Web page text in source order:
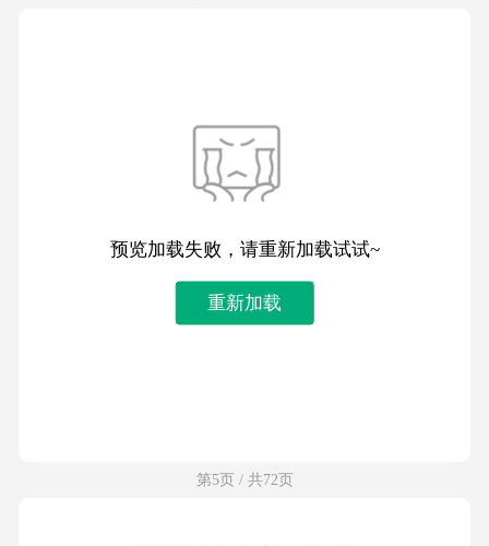
预览加载失败，请重新加载试试~
重新加载
第5页 / 共72页